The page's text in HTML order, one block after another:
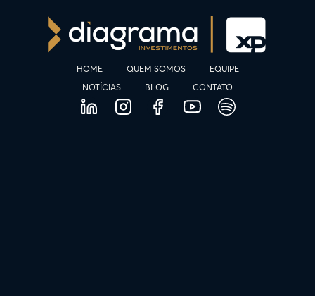
HOME QUEM SOMOS
EQUIPE
NOTÍCIAS
BLOG CONTATO